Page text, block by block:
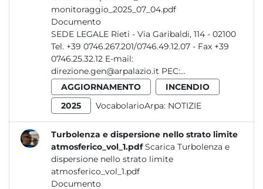
monitoraggio_2025_07_04.pdf
Documento
SEDE LEGALE Rieti - Via Garibaldi, 114 - 02100
Tel. +39 0746.267.201/0746.49.12.07 - Fax +39
0746.25.32.12 E-mail:
direzione.gen@arpalazio.it PEC:...
AGGIORNAMENTO
INCENDIO
2025
VocabolarioArpa: NOTIZIE
Turbolenza e dispersione nello strato limite
atmosferico_vol_1.pdf Scarica Turbolenza e
dispersione nello strato limite
atmosferico_vol_1.pdf
Documento